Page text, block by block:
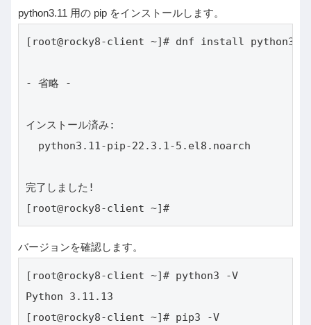
python3.11 用の pip をインストールします。
[root@rocky8-client ~]# dnf install
- 省略 -
インストール済み:
python3.11-pip-22.3.1-5.el8.noarch
完了しました!
[root@rocky8-client ~]#
バージョンを確認します。
[root@rocky8-client ~]# python3 -V
Python 3.11.13
[root@rocky8-client ~]# pip3 -V